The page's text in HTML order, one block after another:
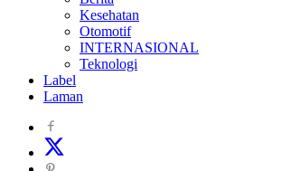
Kesehatan
Otomotif
INTERNASIONAL
Teknologi
Label
Laman